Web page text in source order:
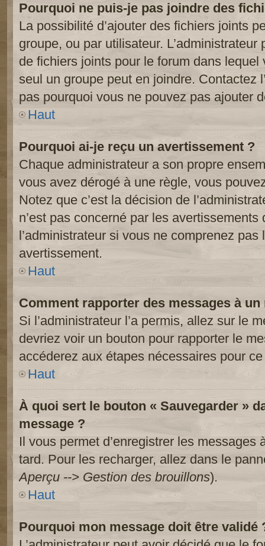
Pourquoi ne puis-je pas joindre des
La possibilité d’ajouter des fichiers joints
groupe, ou par utilisateur. L’administrateur
de fichiers joints pour le forum dans
seul un groupe peut en joindre. Contactez
pas pourquoi vous ne pouvez pas ajouter
Haut
Pourquoi ai-je reçu un avertissement ?
Chaque administrateur a son propre
vous avez dérogé à une règle, vous
Notez que c’est la décision de
n’est pas concerné par les avertissements
l’administrateur si vous ne comprenez
avertissement.
Haut
Comment rapporter des messages à
Si l’administrateur l’a permis, allez sur le
devriez voir un bouton pour rapporter le
accéderez aux étapes nécessaires pour
Haut
À quoi sert le bouton « Sauvegarder »
message ?
Il vous permet d’enregistrer les messages
tard. Pour les recharger, allez dans le
Aperçu --> Gestion des brouillons).
Haut
Pourquoi mon message doit être validé